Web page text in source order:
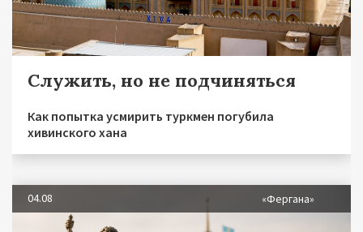
Служить, но не подчиняться
Как попытка усмирить туркмен погубила
хивинского хана
04.08 «Фергана»